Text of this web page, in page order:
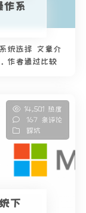
系
统选择 文章介
作者通过比较
14,501 热度
167 条评论
踩坑
下